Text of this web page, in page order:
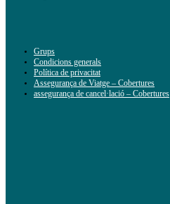
Grups
Condicions generals
Política de privacitat
Assegurança de Viatge – Cobertures
assegurança de cancel·lació – Cobertures